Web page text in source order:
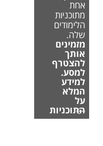
אחת
מתוכניות
הלימודים
שלה.
מזמינים
אותך
להצטרף
למסע.
למידע
המלא
על
התוכניות